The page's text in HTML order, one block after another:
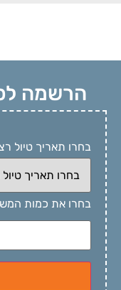
הרשמה
בחרו תאריך טיול
בחרו את כמות